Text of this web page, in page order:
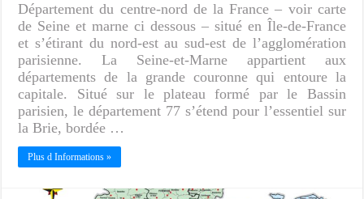
Département du centre-nord de la France – voir carte
de Seine et marne ci dessous – situé en Île-de-France
et s’étirant du nord-est au sud-est de l’agglomération
parisienne. La Seine-et-Marne appartient aux
départements de la grande couronne qui entoure la
capitale. Situé sur le plateau formé par le Bassin
parisien, le département 77 s’étend pour l’essentiel sur
la Brie, bordée …
Plus d Informations »